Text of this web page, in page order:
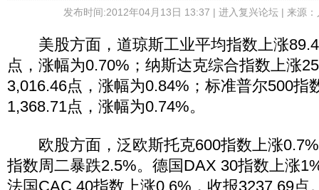
发布时间:2012年04月13日 13:37 | 进入复兴论坛| 来源
美股方面，道琼斯工业平均指数上涨
点，涨幅为0.70%；纳斯达克综合指数上涨
3,016.46点，涨幅为0.84%；标准普尔500指
1,368.71点，涨幅为0.74%。
欧股方面，泛欧斯托克600指数上涨0.7%
指数周二暴跌2.5%。德国DAX 30指数上涨
法国CAC 40指数上涨0.6%，收报3237.69点